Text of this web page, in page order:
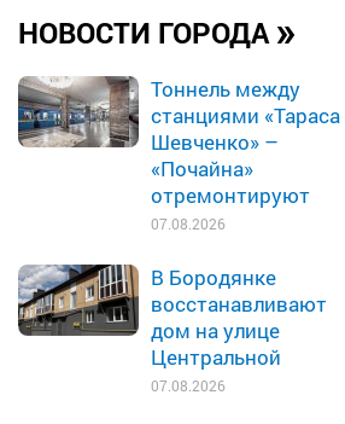
НОВОСТИ ГОРОДА »
Тоннель между
станциями «Тараса
Шевченко» –
«Почайна»
отремонтируют
07.08.2026
В Бородянке
восстанавливают
дом на улице
Центральной
07.08.2026